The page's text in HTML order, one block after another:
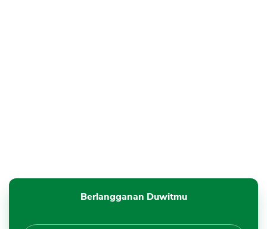
Berlangganan Duwitmu